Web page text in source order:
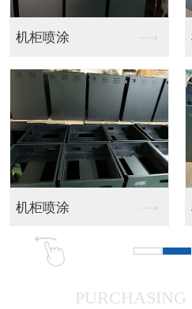
东莞五金
东莞五金零件
PURCHASING